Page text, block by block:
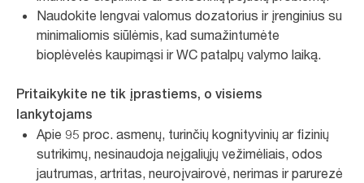
Naudokite lengvai valomus dozatorius ir įrenginius su
minimaliomis siūlėmis, kad sumažintumėte
bioplėvelės kaupimąsi ir WC patalpų valymo laiką.
Pritaikykite ne tik įprastiems, o visiems
lankytojams
Apie 95 proc. asmenų, turinčių kognityvinių ar fizinių
sutrikimų, nesinaudoja neįgaliųjų vežimėliais, odos
jautrumas, artritas, neuroįvairovė, nerimas ir parurezė